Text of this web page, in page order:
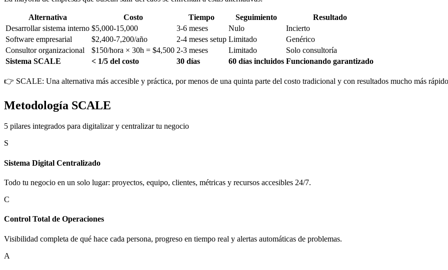
Alternativa Costo Tiempo Seguimiento
Resultado
Desarrollar sistema interno $5,000-15,000 3-6 meses Nulo
Incierto
Software empresarial
$2,400-7,200/año 2-4 meses setup Limitado
Genérico
Consultor organizacional
$150/hora × 30h = $4,500 2-3 meses Limitado
Solo consultoría
Sistema SCALE
< 1/5 del costo 30 días 60 días incluidos Funcionando garantizado
👉 SCALE: Una alternativa más accesible y práctica, por menos de una quinta parte del costo tradicional y con resultados mucho más
Metodología SCALE
5 pilares integrados para digitalizar y centralizar tu negocio
S
Sistema Digital Centralizado
Todo tu negocio en un solo lugar: proyectos, equipo, clientes, métricas y recursos accesibles 24/7.
C
Control Total de Operaciones
Visibilidad completa de qué hace cada persona, progreso en tiempo real y alertas automáticas de problemas.
A